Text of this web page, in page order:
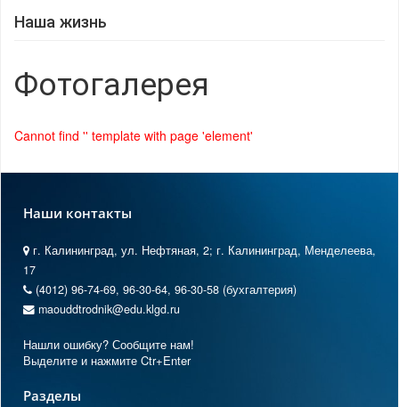
Наша жизнь
Фотогалерея
Cannot find '' template with page 'element'
Наши контакты
г. Калининград, ул. Нефтяная, 2; г. Калининград, Менделеева,
17
(4012) 96-74-69, 96-30-64, 96-30-58 (бухгалтерия)
maouddtrodnik@edu.klgd.ru
Нашли ошибку? Сообщите нам!
Выделите и нажмите Ctr+Enter
Разделы